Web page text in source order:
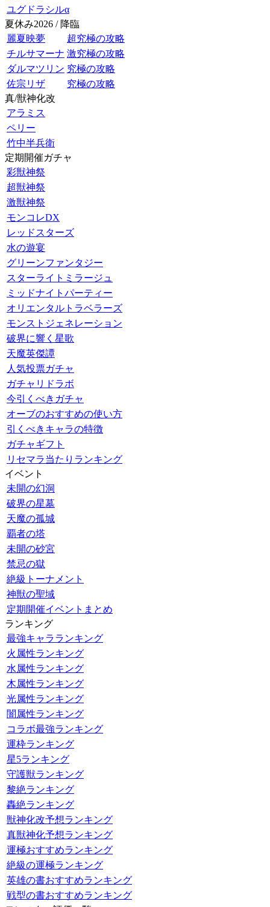
ユグドラシルα
夏休み2026 / 降臨
麗夏映夢
超究極の攻略
チルサマーナ 激究極の攻略
ダルマツリン 究極の攻略
佐宗リザ
究極の攻略
真/獣神化改
アラミス
ペリー
竹中半兵衛
定期開催ガチャ
彩獣神祭
超獣神祭
激獣神祭
モンコレDX
レッドスターズ
水の遊宴
グリーンファンタジー
スターライトミラージュ
ミッドナイトパーティー
オリエンタルトラベラーズ
モンストジェネレーション
破界に響く星歌
天魔英傑譚
人気投票ガチャ
ガチャリドラボ
今引くべきガチャ
オーブのおすすめの使い方
引くべきキャラの特徴
ガチャギフト
リセマラ当たりランキング
イベント
未開の幻洞
破界の星墓
天魔の孤城
覇者の塔
未開の砂宮
禁忌の獄
絶級トーナメント
神獣の聖域
定期開催イベントまとめ
ランキング
最強キャラランキング
火属性ランキング
水属性ランキング
木属性ランキング
光属性ランキング
闇属性ランキング
コラボ最強ランキング
運枠ランキング
星5ランキング
守護獣ランキング
黎絶ランキング
轟絶ランキング
獣神化改予想ランキング
真獣神化予想ランキング
運極おすすめランキング
絶級の運極ランキング
英雄の書おすすめランキング
戦型の書おすすめランキング